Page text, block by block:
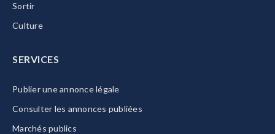
Sortir
Culture
SERVICES
Publier une annonce légale
Consulter les annonces publiées
Marchés publics